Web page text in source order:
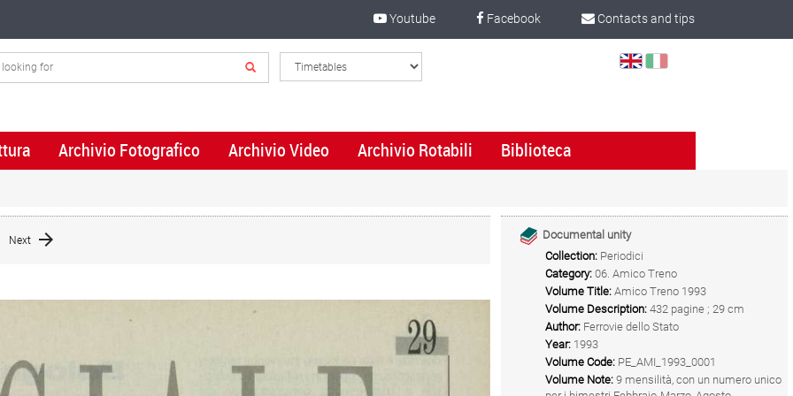
Contacts and tips
Facebook
Youtube
Select
Archivio Fotografico Archivio Video Archivio Rotabili Biblioteca
Next
Documental unity
Collection: Periodici
Category: 06. Amico Treno
Volume Title: Amico Treno 1993
Volume Description: 432 pagine ; 29 cm
Author: Ferrovie dello Stato
Year: 1993
Volume Code: PE_AMI_1993_0001
Volume Note: 9 mensilità, con un numero unico